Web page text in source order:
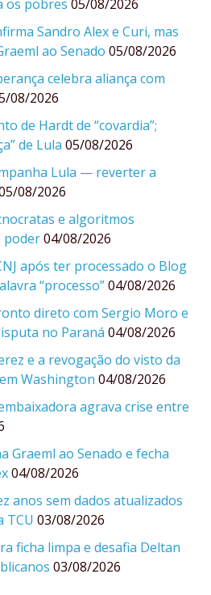
os pobres 05/08/2026
Sandro Alex e Curi, mas
ao Senado 05/08/2026
celebra aliança com
08/2026
de Hardt de “covardia”;
de Lula 05/08/2026
Lula — reverter a
08/2026
e algoritmos
poder 04/08/2026
após ter processado o Blog
“processo” 04/08/2026
direto com Sergio Moro e
no Paraná 04/08/2026
e a revogação do visto da
Washington 04/08/2026
agrava crise entre
Graeml ao Senado e fecha
04/08/2026
anos sem dados atualizados
TCU 03/08/2026
ficha limpa e desafia Deltan
03/08/2026